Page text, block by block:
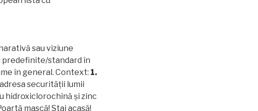
sau viziune
predefinite/standard în
în general. Context: 1.
securității lumii
hidroxiclorochină și zinc
mască! Stai acasă!